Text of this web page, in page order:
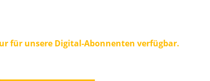
für unsere Digital-Abonnenten verfügbar.